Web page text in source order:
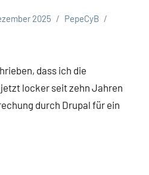
2025
PepeCyB
dass ich die
locker seit zehn Jahren
durch Drupal für ein